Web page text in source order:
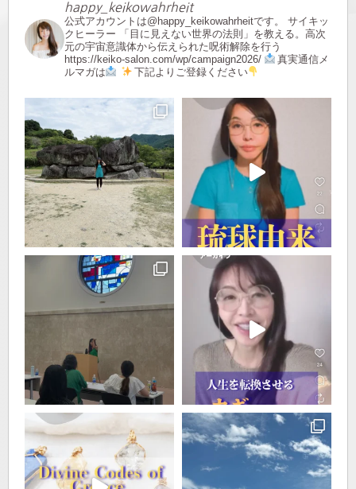
happy_keikowahrheit
公式アカウントは@happy_keikowahrheitです。
サイキッ
クヒーラー 「目に見えない世界の法則」を教える。高次
元の宇宙意識体から伝えられた呪術解除を行う
https://keiko-salon.com/wp/campaign2026/
真実通信メ
ルマガは
下記よりご登録ください